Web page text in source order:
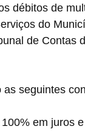
débitos de
do
de Contas
seguintes
100% em juros